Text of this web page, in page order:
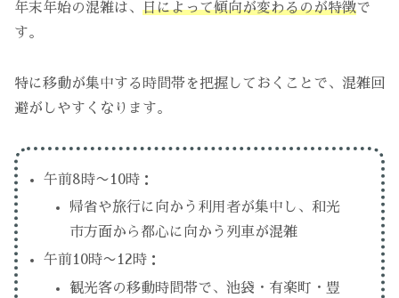
年末年始の混雑は、 日によって傾向が変わるのが特徴で
す。
特に移動が集中する時間帯を把握しておくことで、混雑回
避がしやすくなります。
午前8時〜10時：
帰省や旅行に向かう利用者が集中し、和光
市方面から都心に向かう列車が混雑
午前10時〜12時：
観光客の移動時間帯で、池袋・有楽町・豊